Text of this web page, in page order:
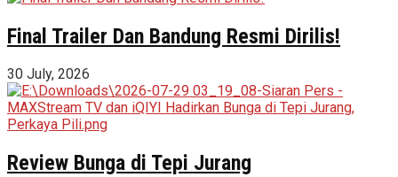
Final Trailer Dan Bandung Resmi Dirilis!
30 July, 2026
Review Bunga di Tepi Jurang